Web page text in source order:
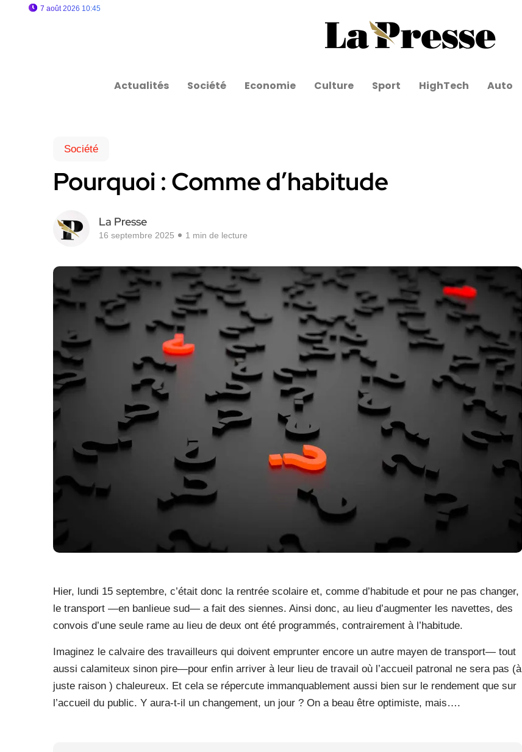
7 août 2026 10:45
Actualités Société Economie Culture Sport HighTech Auto
Société
Pourquoi : Comme d’habitude
La Presse
16 septembre 2025 1 min de lecture
Hier, lundi 15 septembre, c’était donc la rentrée scolaire et, comme d’habitude et pour ne pas changer,
le transport —en banlieue sud— a fait des siennes. Ainsi donc, au lieu d’augmenter les navettes, des
convois d’une seule rame au lieu de deux ont été programmés, contrairement à l’habitude.
Imaginez le calvaire des travailleurs qui doivent emprunter encore un autre mayen de transport— tout
aussi calamiteux sinon pire—pour enfin arriver à leur lieu de travail où l’accueil patronal ne sera pas (à
juste raison ) chaleureux. Et cela se répercute immanquablement aussi bien sur le rendement que sur
l’accueil du public. Y aura-t-il un changement, un jour ? On a beau être optimiste, mais….